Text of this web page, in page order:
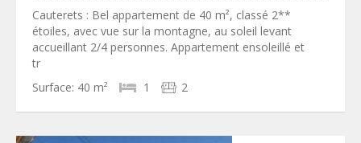
Cauterets : Bel appartement de 40 m², classé 2**
étoiles, avec vue sur la montagne, au soleil levant
accueillant 2/4 personnes. Appartement ensoleillé et
tr
Surface: 40 m² 1 2